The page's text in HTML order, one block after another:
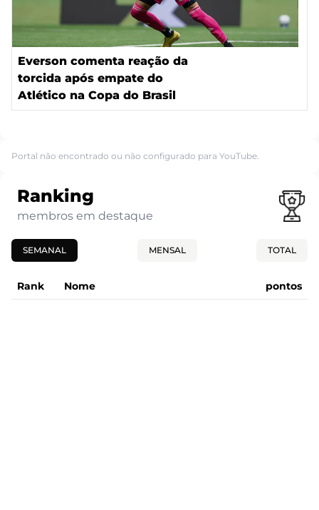
Everson comenta reação da
torcida após empate do
Atlético na Copa do Brasil
Portal não encontrado ou não configurado para YouTube.
Ranking
membros em destaque
SEMANAL MENSAL TOTAL
Rank Nome pontos